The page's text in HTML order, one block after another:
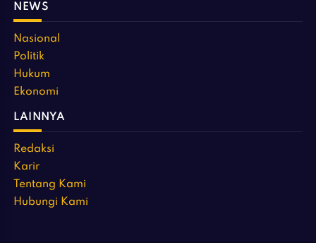
NEWS
Nasional
Politik
Hukum
Ekonomi
LAINNYA
Redaksi
Karir
Tentang Kami
Hubungi Kami